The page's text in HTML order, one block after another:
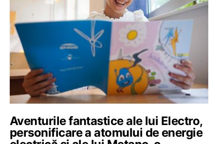
Aventurile fantastice ale lui Electro,
personificare a atomului de energie